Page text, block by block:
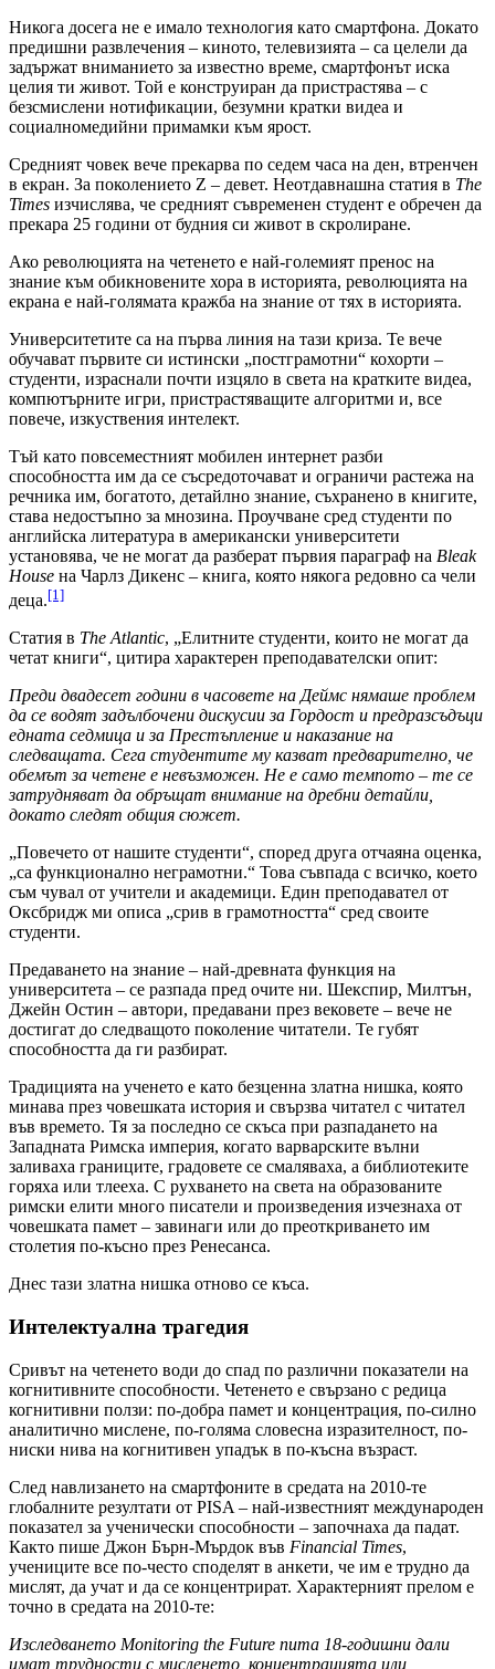
Никога досега не е имало технология като смартфона. Докато
предишни развлечения – киното, телевизията – са целели да
задържат вниманието за известно време, смартфонът иска
целия ти живот. Той е конструиран да пристрастява – с
безсмислени нотификации, безумни кратки видеа и
социалномедийни примамки към ярост.
Средният човек вече прекарва по седем часа на ден, втренчен
в екран. За поколението Z – девет. Неотдавнашна статия в The
Times изчислява, че средният съвременен студент е обречен да
прекара 25 години от будния си живот в скролиране.
Ако революцията на четенето е най-големият пренос на
знание към обикновените хора в историята, революцията на
екрана е най-голямата кражба на знание от тях в историята.
Университетите са на първа линия на тази криза. Те вече
обучават първите си истински „постграмотни“ кохорти –
студенти, израснали почти изцяло в света на кратките видеа,
компютърните игри, пристрастяващите алгоритми и, все
повече, изкуствения интелект.
Тъй като повсеместният мобилен интернет разби
способността им да се съсредоточават и ограничи растежа на
речника им, богатото, детайлно знание, съхранено в книгите,
става недостъпно за мнозина. Проучване сред студенти по
английска литература в американски университети
установява, че не могат да разберат първия параграф на Bleak
House на Чарлз Дикенс – книга, която някога редовно са чели
деца.[1]
Статия в The Atlantic, „Елитните студенти, които не могат да
четат книги“, цитира характерен преподавателски опит:
Преди двадесет години в часовете на Деймс нямаше проблем
да се водят задълбочени дискусии за Гордост и предразсъдъци
едната седмица и за Престъпление и наказание на
следващата. Сега студентите му казват предварително, че
обемът за четене е невъзможен. Не е само темпото – те се
затрудняват да обръщат внимание на дребни детайли,
докато следят общия сюжет.
„Повечето от нашите студенти“, според друга отчаяна оценка,
„са функционално неграмотни.“ Това съвпада с всичко, което
съм чувал от учители и академици. Един преподавател от
Оксбридж ми описа „срив в грамотността“ сред своите
студенти.
Предаването на знание – най-древната функция на
университета – се разпада пред очите ни. Шекспир, Милтън,
Джейн Остин – автори, предавани през вековете – вече не
достигат до следващото поколение читатели. Те губят
способността да ги разбират.
Традицията на ученето е като безценна златна нишка, която
минава през човешката история и свързва читател с читател
във времето. Тя за последно се скъса при разпадането на
Западната Римска империя, когато варварските вълни
заливаха границите, градовете се смаляваха, а библиотеките
горяха или тлееха. С рухването на света на образованите
римски елити много писатели и произведения изчезнаха от
човешката памет – завинаги или до преоткриването им
столетия по-късно през Ренесанса.
Днес тази златна нишка отново се къса.
Интелектуална трагедия
Сривът на четенето води до спад по различни показатели на
когнитивните способности. Четенето е свързано с редица
когнитивни ползи: по-добра памет и концентрация, по-силно
аналитично мислене, по-голяма словесна изразителност, по-
ниски нива на когнитивен упадък в по-късна възраст.
След навлизането на смартфоните в средата на 2010-те
глобалните резултати от PISA – най-известният международен
показател за ученически способности – започнаха да падат.
Както пише Джон Бърн-Мърдок във Financial Times,
учениците все по-често споделят в анкети, че им е трудно да
мислят, да учат и да се концентрират. Характерният прелом е
точно в средата на 2010-те:
Изследването Monitoring the Future пита 18-годишни дали
имат трудности с мисленето, концентрацията или